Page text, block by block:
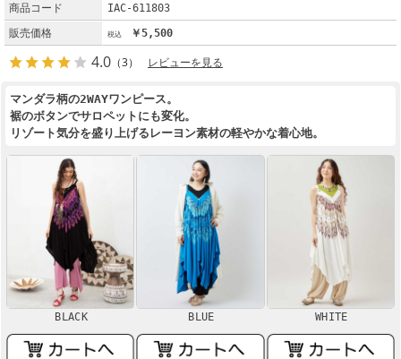
商品コード
IAC-611803
販売価格
￥5,500
4.0 （3） レビューを見る
マンダラ柄の2WAYワンピース。
裾のボタンでサロペットにも変化。
リゾート気分を盛り上げるレーヨン素材の軽やかな着心地。
BLACK BLUE WHITE